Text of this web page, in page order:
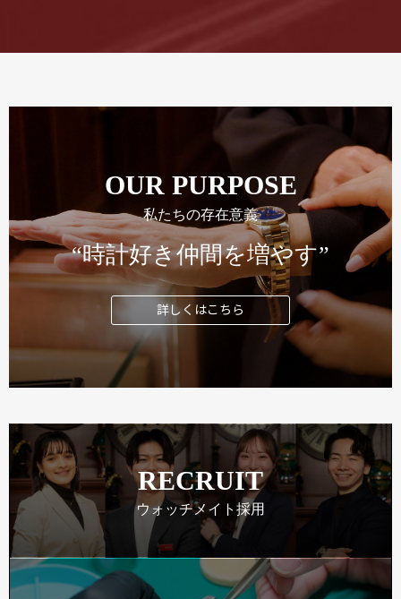
OUR PURPOSE
私たちの存在意義
“時計好き仲間を増やす”
詳しくはこちら
RECRUIT
ウォッチメイト採用